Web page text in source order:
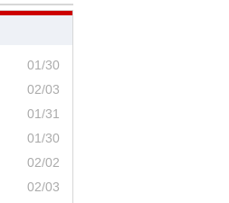
01/30
02/03
01/31
01/30
02/02
02/03